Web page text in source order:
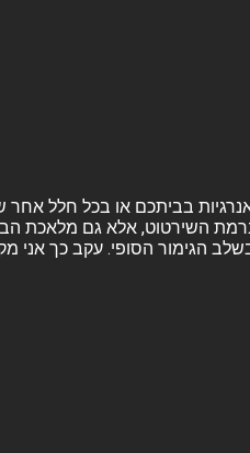
בביתכם או בכל חלל
השירטוט, אלא גם מלאכת
הגימור הסופי. עקב כך אני